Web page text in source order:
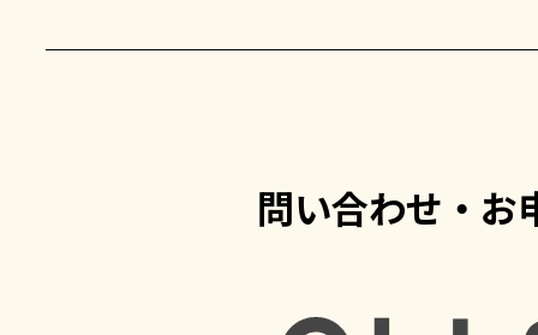
問い合わせ・お